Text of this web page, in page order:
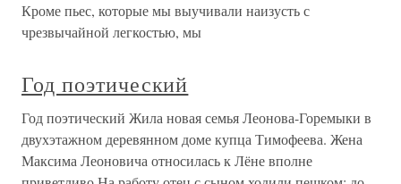
Кроме пьес, которые мы выучивали наизусть с
чрезвычайной легкостью, мы
Год поэтический
Год поэтический Жила новая семья Леонова-Горемыки в
двухэтажном деревянном доме купца Тимофеева. Жена
Максима Леоновича относилась к Лёне вполне